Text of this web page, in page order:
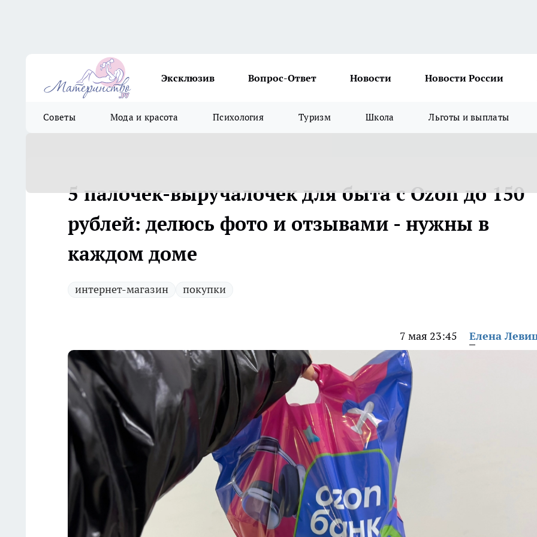
Эксклюзив Вопрос-Ответ Новости Новости России
Советы Мода и красота Психология Туризм Школа Льготы и выплаты
5 палочек-выручалочек для быта с Ozon до 150
рублей: делюсь фото и отзывами - нужны в
каждом доме
интернет-магазин покупки
7 мая 23:45 Елена